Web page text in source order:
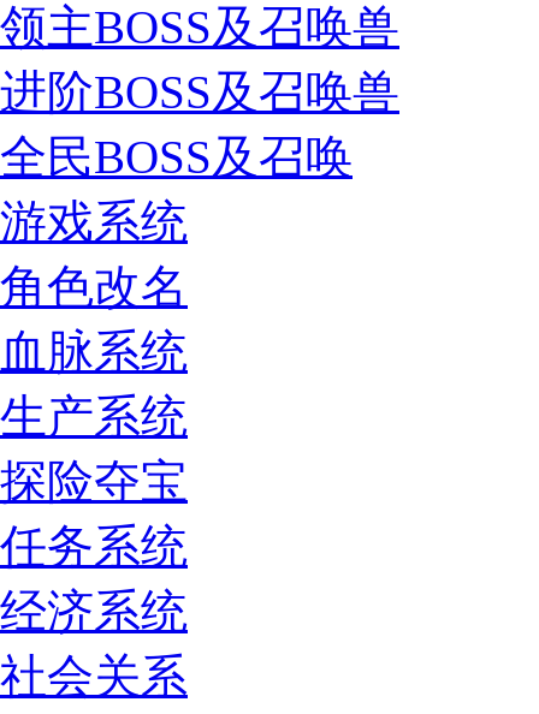
领主BOSS及召唤兽
进阶BOSS及召唤兽
全民BOSS及召唤
游戏系统
角色改名
血脉系统
生产系统
探险夺宝
任务系统
经济系统
社会关系